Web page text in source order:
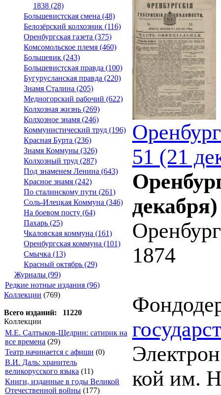
1838 (28)
Большевистская смена (48)
Белозёрский колхозник (116)
Оренбургская газета (375)
Комсомольское племя (460)
Большевик (243)
Большевистская правда (100)
Бугурусланская правда (220)
Знамя Сталина (205)
Медногорский рабочий (622)
Колхозная жизнь (269)
Колхозное знамя (246)
Коммунистический труд (196)
Красная Бурта (236)
Знамя Коммуны (326)
Колхозный труд (287)
Под знаменем Ленина (643)
Красное знамя (242)
По сталинскому пути (261)
Соль-Илецкая Коммуна (346)
На боевом посту (64)
Пахарь (25)
Чкаловская коммуна (161)
Оренбургская коммуна (101)
Смычка (13)
Красный октябрь (29)
Журналы (99)
Редкие нотные издания (96)
Коллекции (769)
Всего изданий: 11220
Коллекции
М.Е. Салтыков-Щедрин: сатирик на
все времена (29)
Театр начинается с афиши (0)
В.И. Даль: хранитель
великорусского языка (11)
Книги, изданные в годы Великой
Отечественной войны (177)
51 (21
1874
кой им.